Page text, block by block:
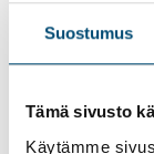
Suostumus
Tämä sivusto
Käytämme